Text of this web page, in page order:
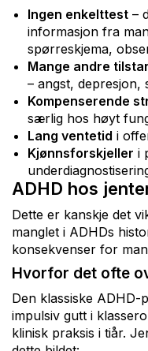
Ingen enkelttest –
informasjon fra
spørreskjema,
Mange andre
– angst,
Kompenserende
særlig hos høyt
Lang ventetid i
Kjønnsforskjeller i
ADHD hos
Dette er kanskje det
manglet i ADHDs
konsekvenser for
Hvorfor det ofte
Den klassiske ADHD-
impulsiv gutt i
klinisk praksis i tiår.